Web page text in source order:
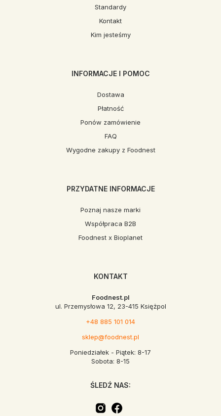
Standardy
Kontakt
Kim jesteśmy
INFORMACJE I POMOC
Dostawa
Płatność
Ponów zamówienie
FAQ
Wygodne zakupy z Foodnest
PRZYDATNE INFORMACJE
Poznaj nasze marki
Współpraca B2B
Foodnest x Bioplanet
KONTAKT
Foodnest.pl
ul. Przemysłowa 12, 23-415 Księżpol
+48 885 101 014
sklep@foodnest.pl
Poniedziałek - Piątek: 8-17
Sobota: 8-15
ŚLEDŹ NAS: